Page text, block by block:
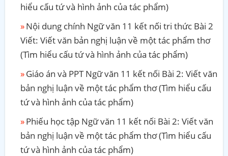
hiểu cấu tứ và hình ảnh của tác phẩm)
Nội dung chính Ngữ văn 11 kết nối tri thức Bài 2
Viết: Viết văn bản nghị luận về một tác phẩm thơ
(Tìm hiểu cấu tứ và hình ảnh của tác phẩm)
Giáo án và PPT Ngữ văn 11 kết nối Bài 2: Viết văn
bản nghị luận về một tác phẩm thơ (Tìm hiểu cấu
tứ và hình ảnh của tác phẩm)
Phiếu học tập Ngữ văn 11 kết nối Bài 2: Viết văn
bản nghị luận về một tác phẩm thơ (Tìm hiểu cấu
tứ và hình ảnh của tác phẩm)